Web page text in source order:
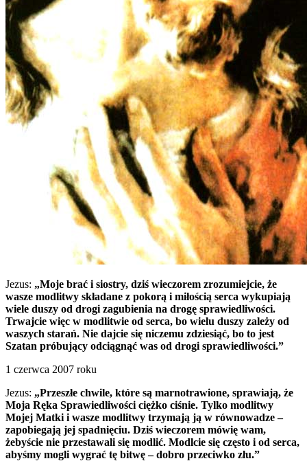
Jezus: „Moje brać i siostry, dziś wieczorem zrozumiejcie, że
wasze modlitwy składane z pokorą i miłością serca wykupiają
wiele duszy od drogi zagubienia na drogę sprawiedliwości.
Trwajcie więc w modlitwie od serca, bo wielu duszy zależy od
waszych starań. Nie dajcie się niczemu zdziesiąć, bo to jest
Szatan próbujący odciągnąć was od drogi sprawiedliwości.”
1 czerwca 2007 roku
Jezus: „Przeszłe chwile, które są marnotrawione, sprawiają, że
Moja Ręka Sprawiedliwości ciężko ciśnie. Tylko modlitwy
Mojej Matki i wasze modlitwy trzymają ją w równowadze –
zapobiegają jej spadnięciu. Dziś wieczorem mówię wam,
żebyście nie przestawali się modlić. Modlcie się często i od serca,
abyśmy mogli wygrać tę bitwę – dobro przeciwko złu.”